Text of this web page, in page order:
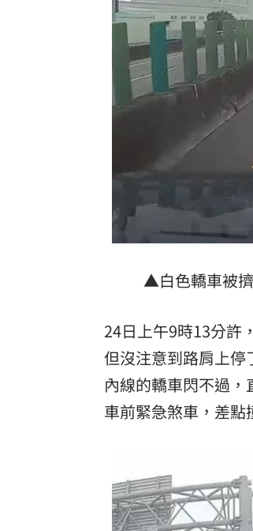
▲白色轎車被擠
24日上午9時13分許
但沒注意到路肩上停
內線的轎車閃不過
車前緊急煞車，差點